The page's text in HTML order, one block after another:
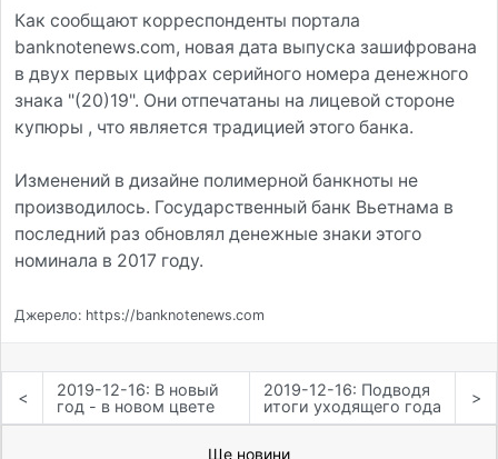
Как сообщают корреспонденты портала
banknotenews.com, новая дата выпуска зашифрована
в двух первых цифрах серийного номера денежного
знака "(20)19". Они отпечатаны на лицевой стороне
купюры , что является традицией этого банка.
Изменений в дизайне полимерной банкноты не
производилось. Государственный банк Вьетнама в
последний раз обновлял денежные знаки этого
номинала в 2017 году.
Джерело: https://banknotenews.com
<
2019-12-16: В новый
год - в новом цвете
2019-12-16: Подводя
итоги уходящего года
>
Ще новини